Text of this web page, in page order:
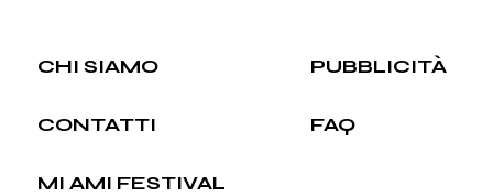
CHI SIAMO PUBBLICITÀ
CONTATTI FAQ
MI AMI FESTIVAL